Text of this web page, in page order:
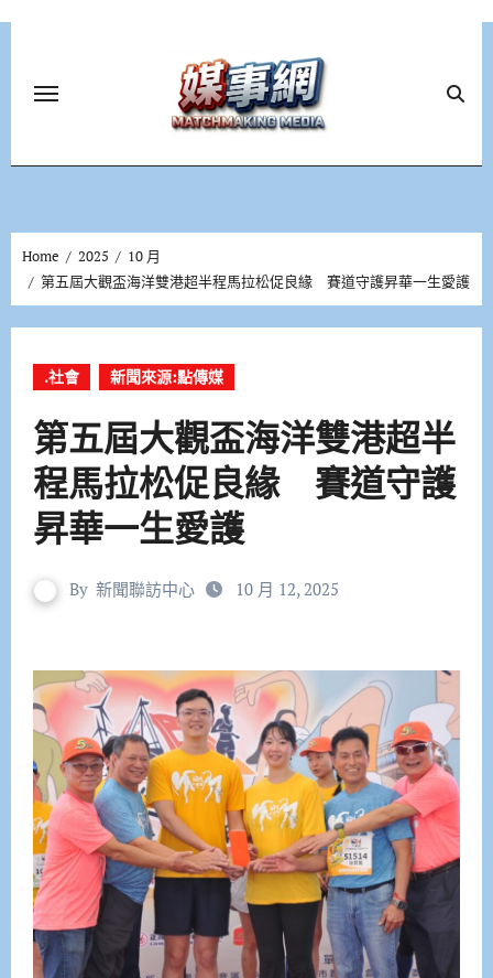
Home 2025
10 月
第五屆大觀盃海洋雙港超半程馬拉松促良緣 賽道守護昇華一生愛護
.社會 新聞來源:點傳媒
第五屆大觀盃海洋雙港超半
程馬拉松促良緣 賽道守護
昇華一生愛護
By 新聞聯訪中心 10 月 12, 2025